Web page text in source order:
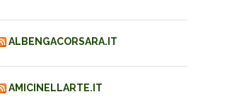
ALBENGACORSARA.IT
AMICINELLARTE.IT